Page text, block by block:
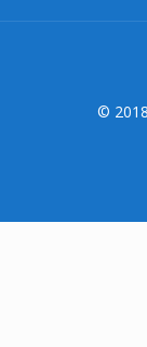
©